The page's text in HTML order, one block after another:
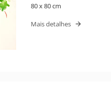
80 x 80 cm
Mais detalhes